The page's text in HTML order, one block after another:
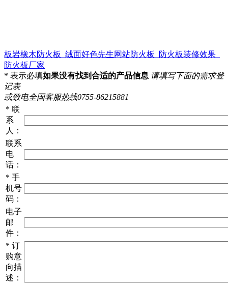
板岩橡木防火板_绒面好色先生网站防火板_防火板装修效果_
防火板厂家
* 表示必填如果没有找到合适的产品信息 请填写下面的需求登
记表
或致电全国客服热线0755-86215881
* 联
系
人：
联系
电
话：
* 手
机号
码：
电子
邮
件：
* 订
购意
向描
述：